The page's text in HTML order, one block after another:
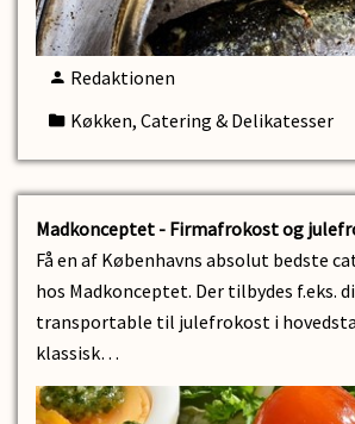
Redaktionen
Køkken, Catering & Delikatesser
Madkonceptet - Firmafrokost og
Få en af Københavns absolut bedste
hos Madkonceptet. Der tilbydes f.eks.
transportable til julefrokost i
klassisk…